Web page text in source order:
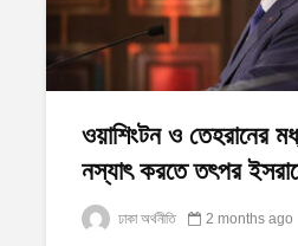
ওয়াশিংটন ও তেহরানের
নস্যাৎ করতে তৎপর
ঢাকা অর্থনীতি 2 months ago